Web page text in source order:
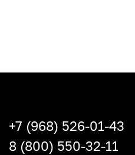
+7 (968) 526-01-43
8 (800) 550-32-11